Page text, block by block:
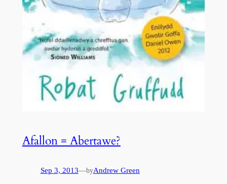
Afallon = Abertawe?
Sep 3, 2013—byAndrew Green